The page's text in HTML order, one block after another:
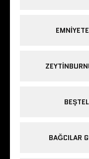
BAĞCILAR